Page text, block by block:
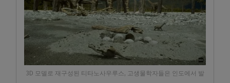
3D 모델로 재구성된 티타노사우루스, 고생물학자들은 인도에서 발